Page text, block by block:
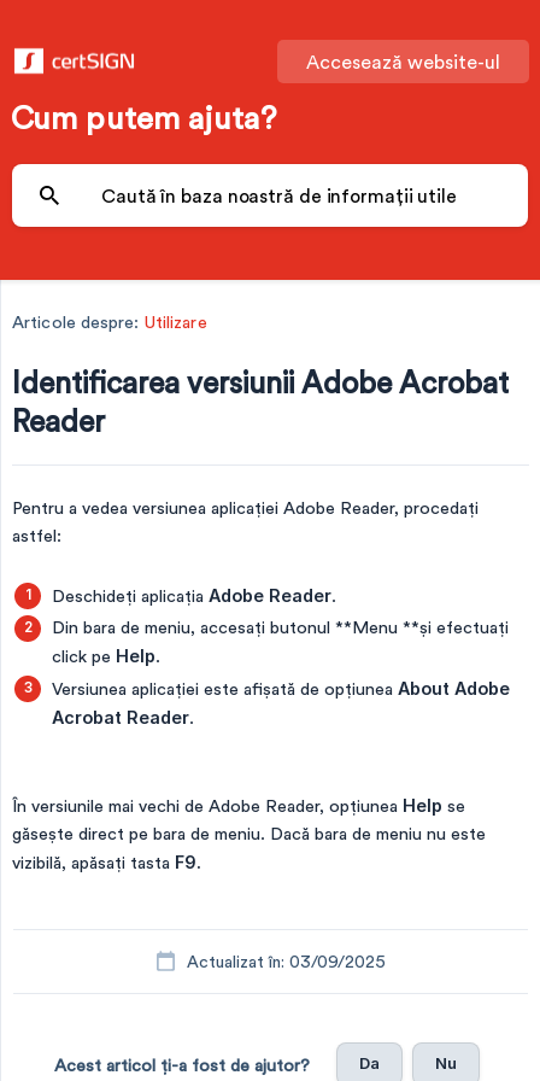
Accesează website-ul
Cum putem ajuta?
Articole despre: Utilizare
Identificarea versiunii Adobe Acrobat
Reader
Pentru a vedea versiunea aplicației Adobe Reader, procedați
astfel:
Deschideți aplicația Adobe Reader.
Din bara de meniu, accesați butonul **Menu **și efectuați
click pe Help.
Versiunea aplicației este afișată de opțiunea About Adobe
Acrobat Reader.
În versiunile mai vechi de Adobe Reader, opțiunea Help se
găsește direct pe bara de meniu. Dacă bara de meniu nu este
vizibilă, apăsați tasta F9.
Actualizat în: 03/09/2025
Acest articol ți-a fost de ajutor? Da Nu